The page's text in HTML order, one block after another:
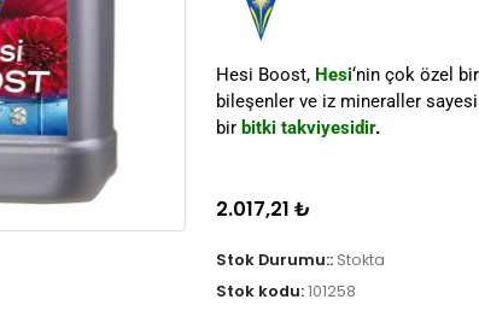
Hesi Boost, Hesi‘nin çok özel
bileşenler ve iz mineraller
bir bitki takviyesidir.
2.017,21 ₺
Stok Durumu:: Stokta
Stok kodu:101258